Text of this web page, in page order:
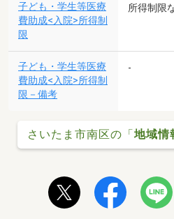
子ども・学生等医療
費助成<入院>所得制
限
所得制限
子ども・学生等医療
費助成<入院>所得制
限－備考
-
さいたま市南区の「地域情